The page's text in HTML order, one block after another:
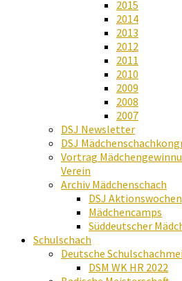
2015
2014
2013
2012
2011
2010
2009
2008
2007
DSJ Newsletter
DSJ
Vortrag
Verein
Archiv Mädchenschach
DSJ Aktionswochen
Mädchencamps
Süddeutscher
Schulschach
Deutsche
DSM WK HR 2022